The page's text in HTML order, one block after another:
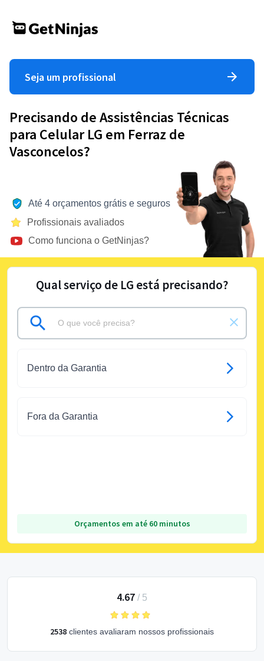
Seja um profissional
Precisando de Assistências Técnicas
para Celular LG em Ferraz de
Vasconcelos?
Até 4 orçamentos grátis e seguros
Profissionais avaliados
Como funciona o GetNinjas?
Qual serviço de LG está precisando?
Dentro da Garantia
Fora da Garantia
Orçamentos em até 60 minutos
4.67 / 5
2538 clientes avaliaram nossos profissionais